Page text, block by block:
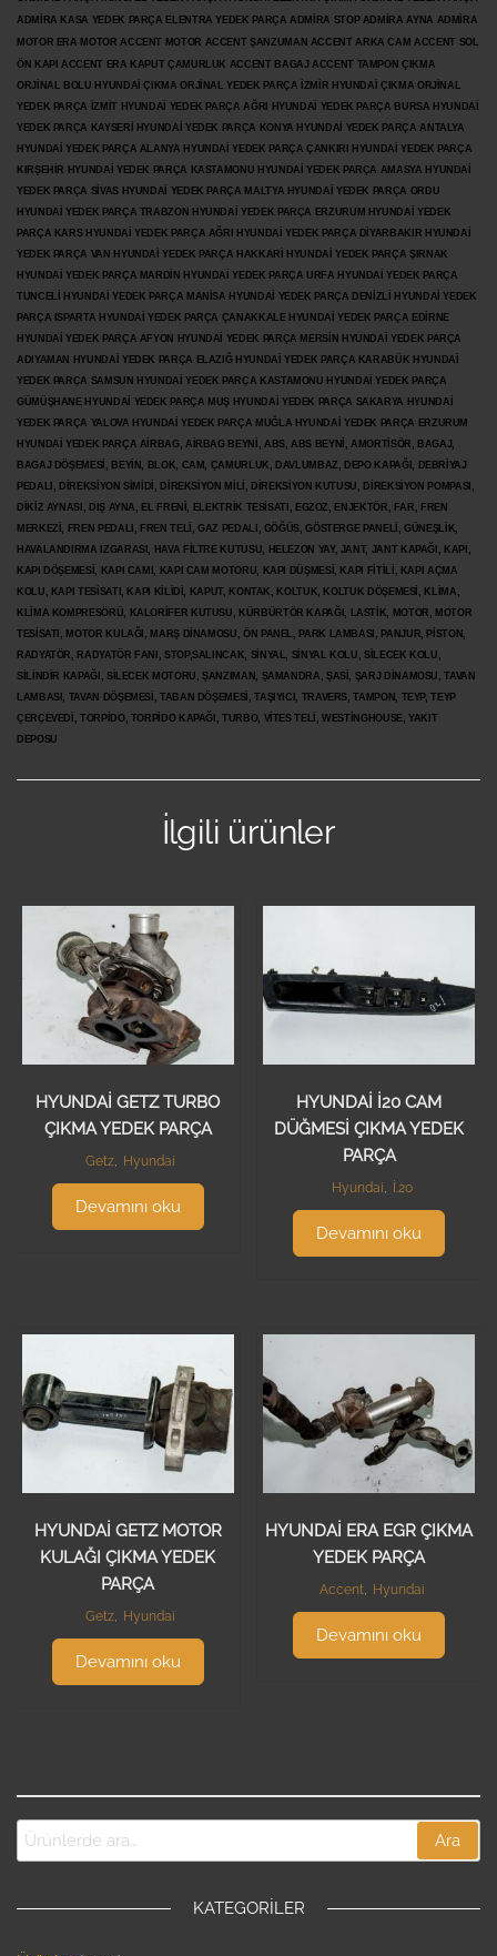
ADMİRA KASA YEDEK PARÇA ELENTRA YEDEK PARÇA ADMİRA STOP ADMİRA AYNA ADMİRA
MOTOR ERA MOTOR ACCENT MOTOR ACCENT ŞANZUMAN ACCENT ARKA CAM ACCENT SOL
ÖN KAPI ACCENT ERA KAPUT ÇAMURLUK ACCENT BAGAJ ACCENT TAMPON ÇIKMA
ORJİNAL BOLU HYUNDAİ ÇIKMA ORJİNAL YEDEK PARÇA İZMİR HYUNDAİ ÇIKMA ORJİNAL
YEDEK PARÇA İZMİT HYUNDAİ YEDEK PARÇA AĞRI HYUNDAİ YEDEK PARÇA BURSA HYUNDAİ
YEDEK PARÇA KAYSERİ HYUNDAİ YEDEK PARÇA KONYA HYUNDAİ YEDEK PARÇA ANTALYA
HYUNDAİ YEDEK PARÇA ALANYA HYUNDAİ YEDEK PARÇA ÇANKIRI HYUNDAİ YEDEK PARÇA
KIRŞEHİR HYUNDAİ YEDEK PARÇA KASTAMONU HYUNDAİ YEDEK PARÇA AMASYA HYUNDAİ
YEDEK PARÇA SİVAS HYUNDAİ YEDEK PARÇA MALTYA HYUNDAİ YEDEK PARÇA ORDU
HYUNDAİ YEDEK PARÇA TRABZON HYUNDAİ YEDEK PARÇA ERZURUM HYUNDAİ YEDEK
PARÇA KARS HYUNDAİ YEDEK PARÇA AĞRI HYUNDAİ YEDEK PARÇA DİYARBAKIR HYUNDAİ
YEDEK PARÇA VAN HYUNDAİ YEDEK PARÇA HAKKARİ HYUNDAİ YEDEK PARÇA ŞIRNAK
HYUNDAİ YEDEK PARÇA MARDİN HYUNDAİ YEDEK PARÇA URFA HYUNDAİ YEDEK PARÇA
TUNCELİ HYUNDAİ YEDEK PARÇA MANİSA HYUNDAİ YEDEK PARÇA DENİZLİ HYUNDAİ YEDEK
PARÇA ISPARTA HYUNDAİ YEDEK PARÇA ÇANAKKALE HYUNDAİ YEDEK PARÇA EDİRNE
HYUNDAİ YEDEK PARÇA AFYON HYUNDAİ YEDEK PARÇA MERSİN HYUNDAİ YEDEK PARÇA
ADIYAMAN HYUNDAİ YEDEK PARÇA ELAZIĞ HYUNDAİ YEDEK PARÇA KARABÜK HYUNDAİ
YEDEK PARÇA SAMSUN HYUNDAİ YEDEK PARÇA KASTAMONU HYUNDAİ YEDEK PARÇA
GÜMÜŞHANE HYUNDAİ YEDEK PARÇA MUŞ HYUNDAİ YEDEK PARÇA SAKARYA HYUNDAİ
YEDEK PARÇA YALOVA HYUNDAİ YEDEK PARÇA MUĞLA HYUNDAİ YEDEK PARÇA ERZURUM
HYUNDAİ YEDEK PARÇA AİRBAG, AİRBAG BEYNİ, ABS, ABS BEYNİ, AMORTİSÖR, BAGAJ,
BAGAJ DÖŞEMESİ, BEYİN, BLOK, CAM, ÇAMURLUK, DAVLUMBAZ, DEPO KAPAĞI, DEBRİYAJ
PEDALI, DİREKSİYON SİMİDİ, DİREKSİYON MİLİ, DİREKSİYON KUTUSU, DİREKSİYON POMPASI,
DİKİZ AYNASI, DIŞ AYNA, EL FRENİ, ELEKTRİK TESİSATI, EGZOZ, ENJEKTÖR,
FAR, FREN
MERKEZİ, FREN PEDALI, FREN TELİ, GAZ PEDALI, GÖĞÜS, GÖSTERGE PANELİ, GÜNEŞLİK,
HAVALANDIRMA IZGARASI, HAVA FİLTRE KUTUSU, HELEZON YAY, JANT, JANT KAPAĞI, KAPI,
KAPI DÖŞEMESİ, KAPI CAMI, KAPI CAM MOTORU, KAPI DÜŞMESİ, KAPI FİTİLİ, KAPI AÇMA
KOLU, KAPI TESİSATI, KAPI KİLİDİ, KAPUT, KONTAK, KOLTUK, KOLTUK DÖŞEMESİ, KLİMA,
KLİMA KOMPRESÖRÜ, KALORİFER KUTUSU, KÜRBÜRTÖR KAPAĞI, LASTİK, MOTOR, MOTOR
TESİSATI, MOTOR KULAĞI, MARŞ DİNAMOSU, ÖN PANEL, PARK LAMBASI, PANJUR, PİSTON,
RADYATÖR, RADYATÖR FANI, STOP,SALINCAK, SİNYAL, SİNYAL KOLU, SİLECEK KOLU,
SİLİNDİR KAPAĞI, SİLECEK MOTORU, ŞANZIMAN, ŞAMANDRA, ŞASİ, ŞARJ DİNAMOSU, TAVAN
LAMBASI, TAVAN DÖŞEMESİ, TABAN DÖŞEMESİ, TAŞIYICI, TRAVERS, TAMPON, TEYP, TEYP
ÇERÇEVEDİ, TORPİDO, TORPİDO KAPAĞI, TURBO, VİTES TELİ, WESTİNGHOUSE, YAKIT
DEPOSU
İlgili ürünler
HYUNDAİ GETZ TURBO
ÇIKMA YEDEK PARÇA
Getz Hyundai
Devamını oku
HYUNDAİ İ20 CAM
DÜĞMESİ ÇIKMA YEDEK
PARÇA
Hyundai İ.20
Devamını oku
HYUNDAİ GETZ MOTOR
KULAĞI ÇIKMA YEDEK
PARÇA
Getz Hyundai
Devamını oku
HYUNDAİ ERA EGR ÇIKMA
YEDEK PARÇA
Accent, Hyundai
Devamını oku
Ara
KATEGORILER